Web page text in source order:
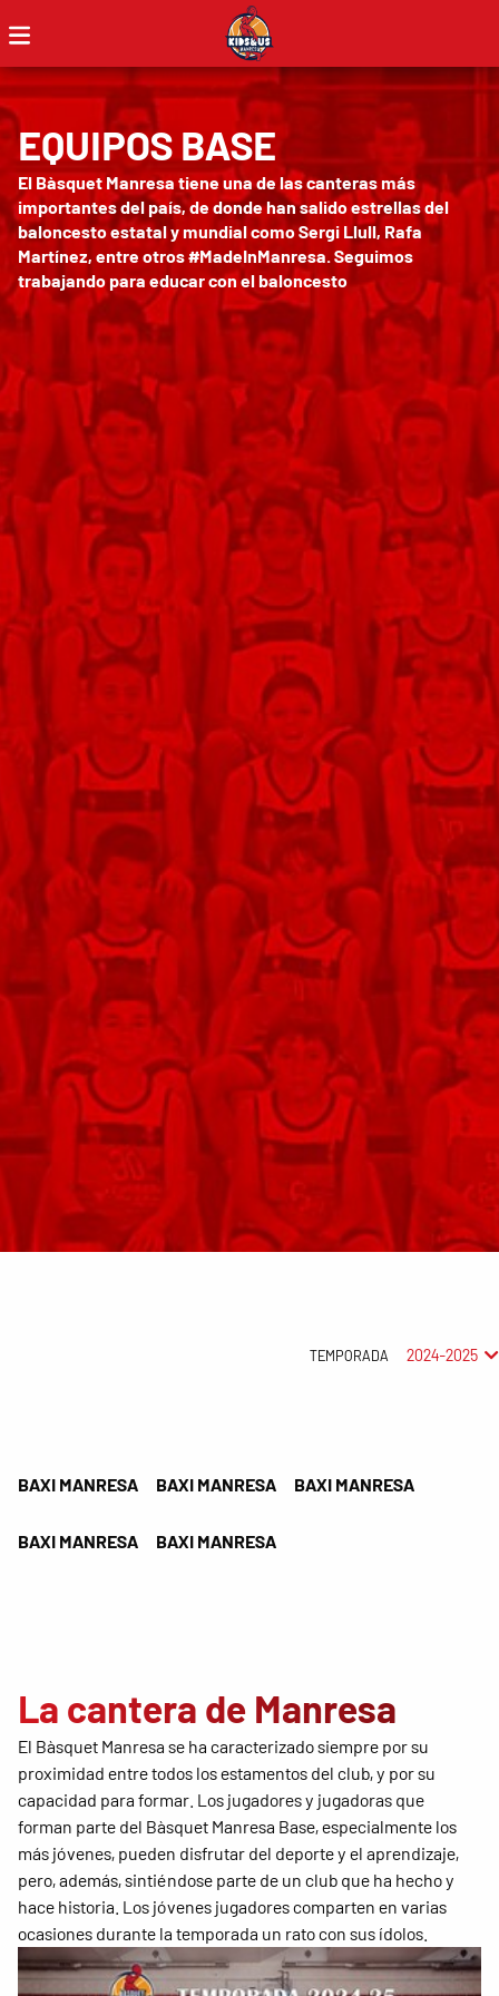
EQUIPOS BASE
El Bàsquet Manresa tiene una de las canteras más
importantes del país, de donde han salido estrellas del
baloncesto estatal y mundial como Sergi Llull, Rafa
Martínez, entre otros #MadeInManresa. Seguimos
trabajando para educar con el baloncesto
TEMPORADA 2024-2025
BAXI MANRESA BAXI MANRESA BAXI MANRESA
BAXI MANRESA BAXI MANRESA
La cantera de Manresa
El Bàsquet Manresa se ha caracterizado siempre por su
proximidad entre todos los estamentos del club, y por su
capacidad para formar. Los jugadores y jugadoras que
forman parte del Bàsquet Manresa Base, especialmente los
más jóvenes, pueden disfrutar del deporte y el aprendizaje,
pero, además, sintiéndose parte de un club que ha hecho y
hace historia. Los jóvenes jugadores comparten en varias
ocasiones durante la temporada un rato con sus ídolos.